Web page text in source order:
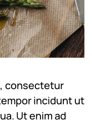
consectetur
incidunt ut
Ut enim ad